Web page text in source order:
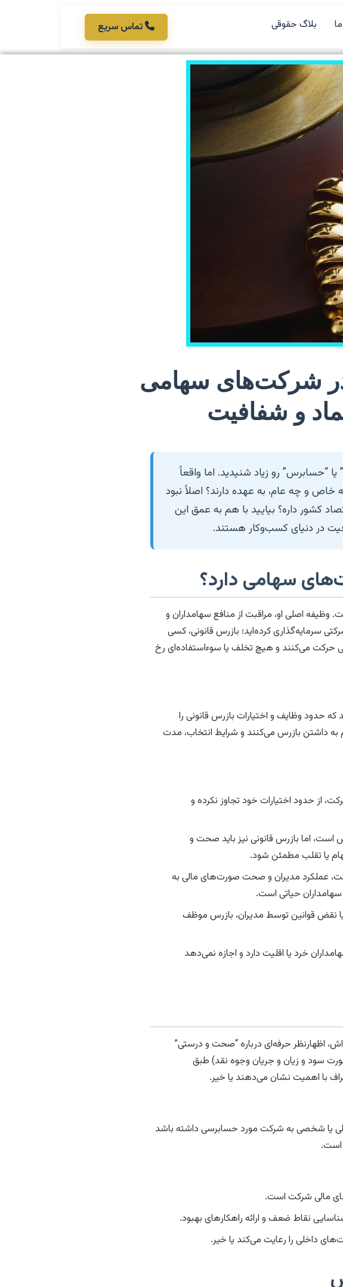
بلاگ حقوقی تماس سریع
شرکت‌های سهامی
و شفافیت
“حسابرس” رو زیاد شنیدید. اما واقعاً
و چه عام، به عهده دارند؟ اصلاً نبود
کشور داره؟ بیایید با هم به عمق این
در دنیای کسب‌وکار هستند.
سهامی دارد؟
وظیفه اصلی او، مراقبت از منافع سهامداران و
سرمایه‌گذاری کرده‌اید؛ بازرس قانونی، کسی
حرکت می‌کنند و هیچ تخلف یا سوءاستفاده‌ای رخ
که حدود وظایف و اختیارات بازرس قانونی را
داشتن بازرس می‌کنند و شرایط انتخاب، مدت
از حدود اختیارات خود تجاوز نکرده و
اما بازرس قانونی نیز باید صحت و
یا تقلب مطمئن شود.
عملکرد مدیران و صحت صورت‌های مالی به
حیاتی است.
نقض قوانین توسط مدیران، بازرس موظف
خرد یا اقلیت دارد و اجازه نمی‌دهد
حرفه‌ای درباره “صحت و درستی”
سود و زیان و جریان وجوه نقد) طبق
با اهمیت نشان می‌دهند یا خیر.
یا شخصی به شرکت مورد حسابرسی داشته باشد
است.
مالی شرکت است.
نقاط ضعف و ارائه راهکارهای بهبود.
داخلی را رعایت می‌کند یا خیر.